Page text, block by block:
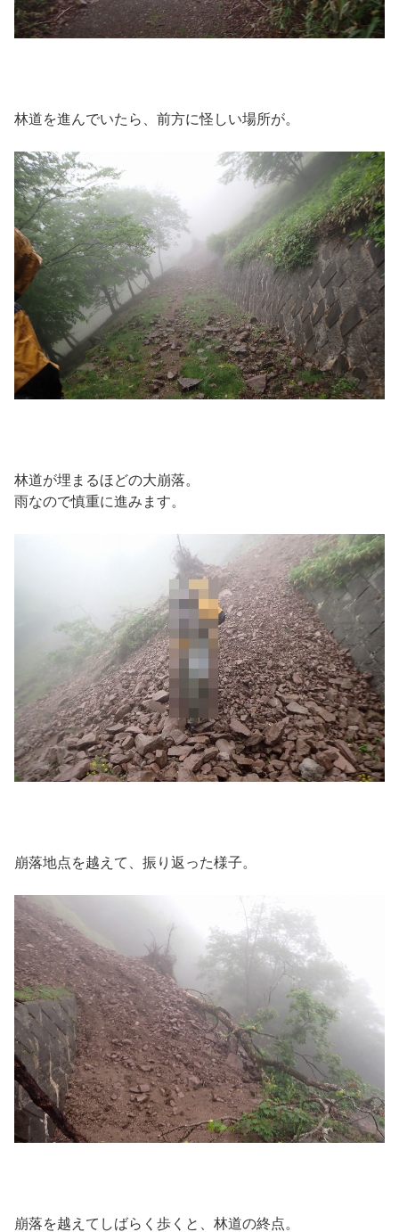
林道を進んでいたら、前方に怪しい場所が。
林道が埋まるほどの大崩落。
雨なので慎重に進みます。
崩落地点を越えて、振り返った様子。
崩落を越えてしばらく歩くと、林道の終点。